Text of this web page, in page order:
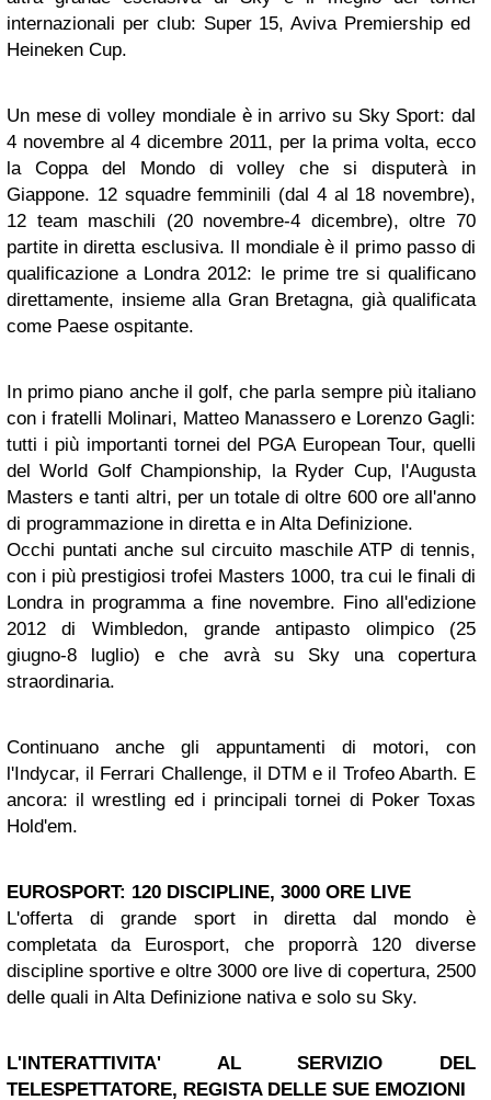
internazionali per club: Super 15, Aviva Premiership ed
Heineken Cup.
Un mese di volley mondiale è in arrivo su Sky Sport: dal
4 novembre al 4 dicembre 2011, per la prima volta, ecco
la Coppa del Mondo di volley che si disputerà in
Giappone. 12 squadre femminili (dal 4 al 18 novembre),
12 team maschili (20 novembre-4 dicembre), oltre 70
partite in diretta esclusiva. Il mondiale è il primo passo di
qualificazione a Londra 2012: le prime tre si qualificano
direttamente, insieme alla Gran Bretagna, già qualificata
come Paese ospitante.
In primo piano anche il golf, che parla sempre più italiano
con i fratelli Molinari, Matteo Manassero e Lorenzo Gagli:
tutti i più importanti tornei del PGA European Tour, quelli
del World Golf Championship, la Ryder Cup, l'Augusta
Masters e tanti altri, per un totale di oltre 600 ore all'anno
di programmazione in diretta e in Alta Definizione.
Occhi puntati anche sul circuito maschile ATP di tennis,
con i più prestigiosi trofei Masters 1000, tra cui le finali di
Londra in programma a fine novembre. Fino all'edizione
2012 di Wimbledon, grande antipasto olimpico (25
giugno-8 luglio) e che avrà su Sky una copertura
straordinaria.
Continuano anche gli appuntamenti di motori, con
l'Indycar, il Ferrari Challenge, il DTM e il Trofeo Abarth. E
ancora: il wrestling ed i principali tornei di Poker Toxas
Hold'em.
EUROSPORT: 120 DISCIPLINE, 3000 ORE LIVE
L'offerta di grande sport in diretta dal mondo è
completata da Eurosport, che proporrà 120 diverse
discipline sportive e oltre 3000 ore live di copertura, 2500
delle quali in Alta Definizione nativa e solo su Sky.
L'INTERATTIVITA' AL SERVIZIO DEL
TELESPETTATORE, REGISTA DELLE SUE EMOZIONI